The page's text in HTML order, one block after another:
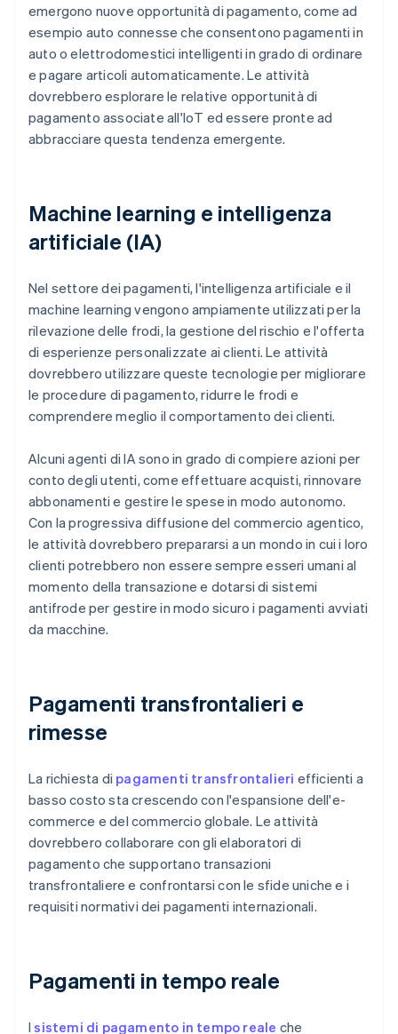
emergono nuove opportunità di pagamento, come ad
esempio auto connesse che consentono pagamenti in
auto o elettrodomestici intelligenti in grado di ordinare
e pagare articoli automaticamente. Le attività
dovrebbero esplorare le relative opportunità di
pagamento associate all'IoT ed essere pronte ad
abbracciare questa tendenza emergente.
Machine learning e intelligenza
artificiale (IA)
Nel settore dei pagamenti, l'intelligenza artificiale e il
machine learning vengono ampiamente utilizzati per la
rilevazione delle frodi, la gestione del rischio e l'offerta
di esperienze personalizzate ai clienti. Le attività
dovrebbero utilizzare queste tecnologie per migliorare
le procedure di pagamento, ridurre le frodi e
comprendere meglio il comportamento dei clienti.
Alcuni agenti di IA sono in grado di compiere azioni per
conto degli utenti, come effettuare acquisti, rinnovare
abbonamenti e gestire le spese in modo autonomo.
Con la progressiva diffusione del commercio agentico,
le attività dovrebbero prepararsi a un mondo in cui i loro
clienti potrebbero non essere sempre esseri umani al
momento della transazione e dotarsi di sistemi
antifrode per gestire in modo sicuro i pagamenti avviati
da macchine.
Pagamenti transfrontalieri e
rimesse
La richiesta di pagamenti transfrontalieri efficienti a
basso costo sta crescendo con l'espansione dell'e-
commerce e del commercio globale. Le attività
dovrebbero collaborare con gli elaboratori di
pagamento che supportano transazioni
transfrontaliere e confrontarsi con le sfide uniche e i
requisiti normativi dei pagamenti internazionali.
Pagamenti in tempo reale
Isistemi di pagamento in tempo reale che